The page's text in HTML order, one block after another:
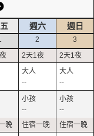
週六 週日
2
--
--
3
--
--